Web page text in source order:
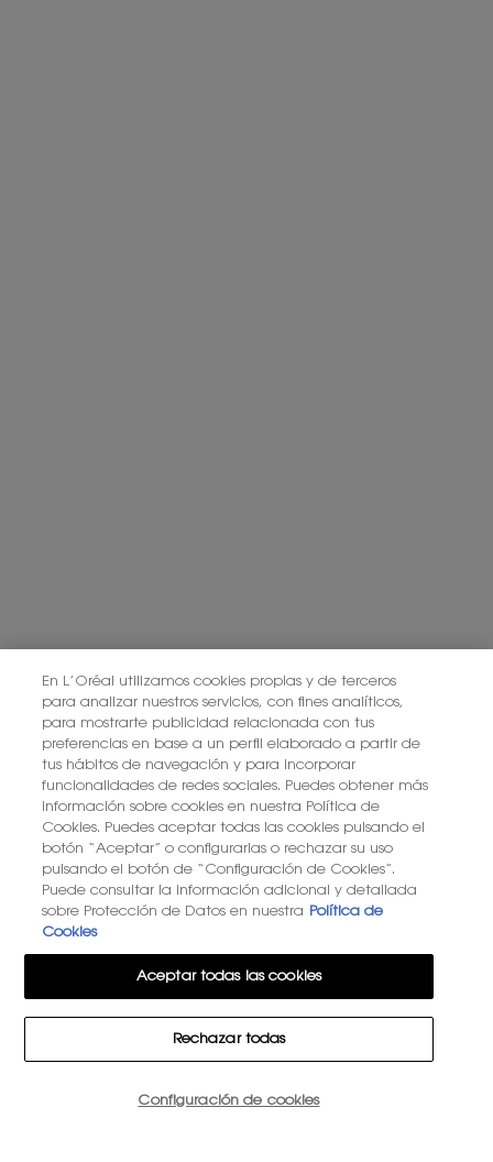
En L’Oréal utilizamos cookies propias y de terceros
para analizar nuestros servicios, con fines analíticos,
para mostrarte publicidad relacionada con tus
preferencias en base a un perfil elaborado a partir de
tus hábitos de navegación y para incorporar
funcionalidades de redes sociales. Puedes obtener más
información sobre cookies en nuestra Política de
Cookies. Puedes aceptar todas las cookies pulsando el
botón “Aceptar” o configurarlas o rechazar su uso
pulsando el botón de “Configuración de Cookies”.
Puede consultar la información adicional y detallada
sobre Protección de Datos en nuestra
Política de
Cookies
Configuración de cookies
Rechazar todas
Aceptar todas las cookies